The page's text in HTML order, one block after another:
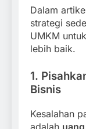
Dalam
strategi
UMKM
lebih baik.
1.
Bisnis
Kesalahan
adalah